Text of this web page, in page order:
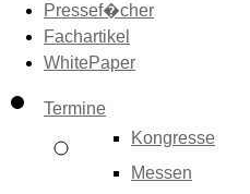
Pressef�cher
Fachartikel
WhitePaper
Termine
Kongresse
Messen